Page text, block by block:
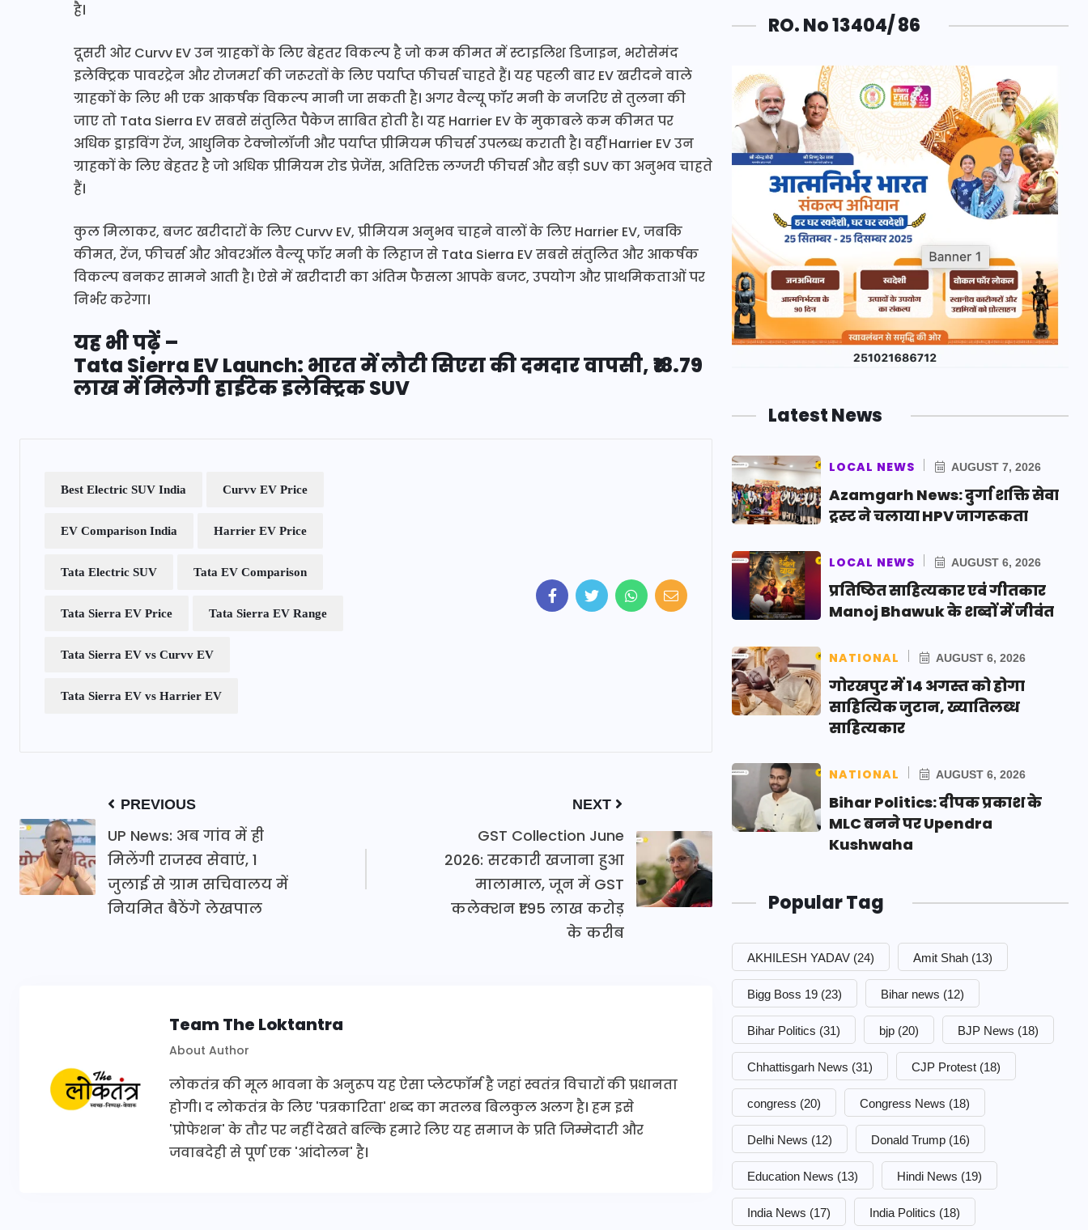
है।
दूसरी ओर Curvv EV उन ग्राहकों के लिए बेहतर विकल्प है जो कम कीमत में स्टाइलिश डिजाइन, भरोसेमंद
इलेक्ट्रिक पावरट्रेन और रोजमर्रा की जरूरतों के लिए पर्याप्त फीचर्स चाहते हैं। यह पहली बार EV खरीदने वाले
ग्राहकों के लिए भी एक आकर्षक विकल्प मानी जा सकती है। अगर वैल्यू फॉर मनी के नजरिए से तुलना की
जाए तो Tata Sierra EV सबसे संतुलित पैकेज साबित होती है। यह Harrier EV के मुकाबले कम कीमत पर
अधिक ड्राइविंग रेंज, आधुनिक टेक्नोलॉजी और पर्याप्त प्रीमियम फीचर्स उपलब्ध कराती है। वहीं Harrier EV उन
ग्राहकों के लिए बेहतर है जो अधिक प्रीमियम रोड प्रेजेंस, अतिरिक्त लग्जरी फीचर्स और बड़ी SUV का अनुभव चाहते
हैं।
कुल मिलाकर, बजट खरीदारों के लिए Curvv EV, प्रीमियम अनुभव चाहने वालों के लिए Harrier EV, जबकि
कीमत, रेंज, फीचर्स और ओवरऑल वैल्यू फॉर मनी के लिहाज से Tata Sierra EV सबसे संतुलित और आकर्षक
विकल्प बनकर सामने आती है। ऐसे में खरीदारी का अंतिम फैसला आपके बजट, उपयोग और प्राथमिकताओं पर
निर्भर करेगा।
यह भी पढ़ें –
Tata Sierra EV Launch: भारत में लौटी सिएरा की दमदार वापसी, ₹18.79
लाख में मिलेगी हाईटेक इलेक्ट्रिक SUV
Best Electric SUV India Curvv EV Price
EV Comparison India Harrier EV Price
Tata Electric SUV Tata EV Comparison
Tata Sierra EV Price Tata Sierra EV Range
Tata Sierra EV vs Curvv EV
Tata Sierra EV vs Harrier EV
PREVIOUS
UP News: अब गांव में ही
मिलेंगी राजस्व सेवाएं, 1
जुलाई से ग्राम सचिवालय में
नियमित बैठेंगे लेखपाल
NEXT
GST Collection June
2026: सरकारी खजाना हुआ
मालामाल, जून में GST
कलेक्शन ₹1.95 लाख करोड़
के करीब
Team The Loktantra
About Author
लोकतंत्र की मूल भावना के अनुरूप यह ऐसा प्लेटफॉर्म है जहां स्वतंत्र विचारों की प्रधानता
होगी। द लोकतंत्र के लिए 'पत्रकारिता' शब्द का मतलब बिलकुल अलग है। हम इसे
'प्रोफेशन' के तौर पर नहीं देखते बल्कि हमारे लिए यह समाज के प्रति जिम्मेदारी और
जवाबदेही से पूर्ण एक 'आंदोलन' है।
RO. No 13404/ 86
Latest News
LOCAL NEWS AUGUST 7, 2026
Azamgarh News: दुर्गा शक्ति सेवा
ट्रस्ट ने चलाया HPV जागरूकता
LOCAL NEWS AUGUST 6, 2026
प्रतिष्ठित साहित्यकार एवं गीतकार
Manoj Bhawuk के शब्दों में जीवंत
NATIONAL AUGUST 6, 2026
गोरखपुर में 14 अगस्त को होगा
साहित्यिक जुटान, ख्यातिलब्ध
साहित्यकार
NATIONAL AUGUST 6, 2026
Bihar Politics: दीपक प्रकाश के
MLC बनने पर Upendra
Kushwaha
Popular Tag
AKHILESH YADAV (24) Amit Shah (13)
Bigg Boss 19 (23) Bihar news (12)
Bihar Politics (31) bjp (20) BJP News (18)
Chhattisgarh News (31) CJP Protest (18)
congress (20) Congress News (18)
Delhi News (12) Donald Trump (16)
Education News (13) Hindi News (19)
India News (17) India Politics (18)